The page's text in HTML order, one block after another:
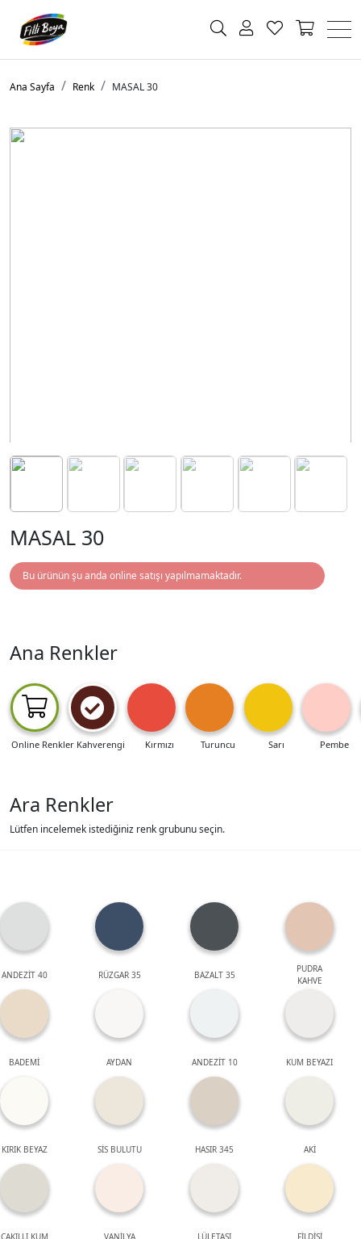
Ana Sayfa Renk MASAL 30
MASAL 30
Bu ürünün şu anda online satışı yapılmamaktadır.
Ana Renkler
Online Renkler Kahverengi Kırmızı Turuncu Sarı Pembe
Ara Renkler
Lütfen incelemek istediğiniz renk grubunu seçin.
ANDEZİT 40 RÜZGAR 35 BAZALT 35
PUDRA
KAHVE
BADEMİ AYDAN ANDEZİT 10 KUM BEYAZI
KIRIK BEYAZ SİS BULUTU HASIR 345 AKİ
ÇAKILLI KUM VANİLYA LÜLETAŞI FİLDİŞİ